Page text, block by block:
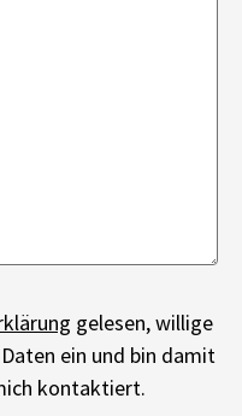
gelesen, willige
ein und bin damit
kontaktiert.